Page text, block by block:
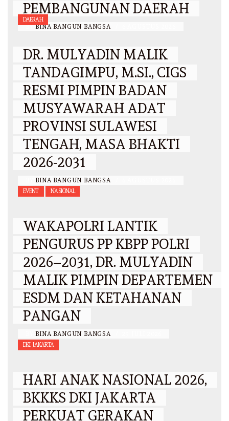
PEMBANGUNAN DAERAH
BY BINA BANGUN BANGSA
DAERAH
DR. MULYADIN MALIK
TANDAGIMPU, M.SI., CIGS
RESMI PIMPIN BADAN
MUSYAWARAH ADAT
PROVINSI SULAWESI
TENGAH, MASA BHAKTI
2026-2031
BINA BANGUN BANGSA
EVENT NASIONAL
WAKAPOLRI LANTIK
PENGURUS PP KBPP POLRI
2026–2031, DR. MULYADIN
MALIK PIMPIN DEPARTEMEN
ESDM DAN KETAHANAN
PANGAN
BINA BANGUN BANGSA
DKI JAKARTA
HARI ANAK NASIONAL 2026,
BKKKS DKI JAKARTA
PERKUAT GERAKAN